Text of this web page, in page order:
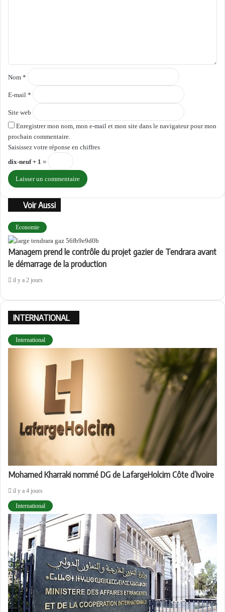
r
e
Nom *
E-mail *
Site web
Enregistrer mon nom, mon e-mail et mon site dans le navigateur pour mon
prochain commentaire.
Saisissez votre réponse en chiffres
dix-neuf + 1 =
Voir Aussi
e
r
m
e
r
Economie
Managem prend le contrôle du projet gazier de Tendrara avant
le démarrage de la production
il y a 2 jours
INTERNATIONAL
International
Mohamed Kharraki nommé DG de LafargeHolcim Côte d’Ivoire
il y a 4 jours
International